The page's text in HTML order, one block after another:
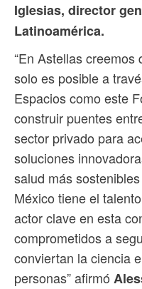
Iglesias, director
Latinoamérica.
“En Astellas
solo es posible a
Espacios como este
construir puentes
sector privado para
soluciones
salud más
México tiene el
actor clave en esta
comprometidos a
conviertan la ciencia
personas” afirmó